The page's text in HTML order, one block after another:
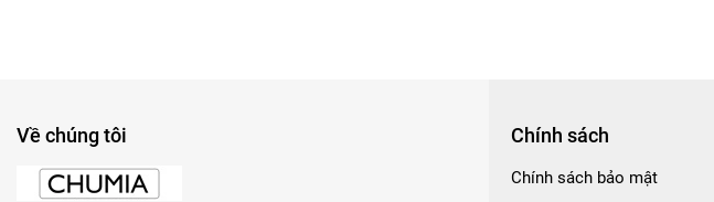
Về chúng tôi Chính sách
Chính sách bảo mật